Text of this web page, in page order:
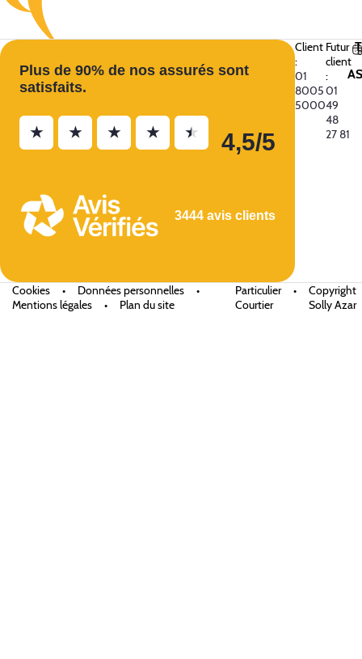
Plus de 90% de nos assurés sont
satisfaits.
★ ★ ★ ★ ★ 4,5/5
3444 avis clients
Client
:
01
8005
5000
Futur
client
:
01
49
48
27 81
Cookies • Données personnelles
•
Mentions légales
• Plan du site
Particulier
•
Courtier
Copyright
Solly Azar